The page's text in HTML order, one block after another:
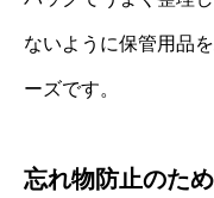
ないように保管用品
ーズです。
忘れ物防止のた